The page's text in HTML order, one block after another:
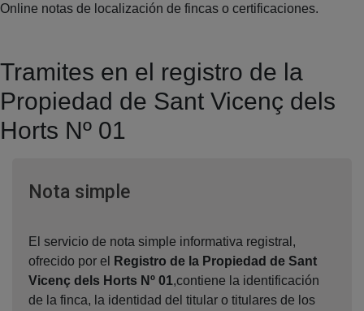
Online notas de localización de fincas o certificaciones.
Tramites en el registro de la
Propiedad de Sant Vicenç dels
Horts Nº 01
Nota simpleVentana nueva
El servicio de nota simple informativa registral,
ofrecido por el
Registro de la Propiedad de Sant
Vicenç dels Horts Nº 01,contiene la identificación
de la finca, la identidad del titular o titulares de los